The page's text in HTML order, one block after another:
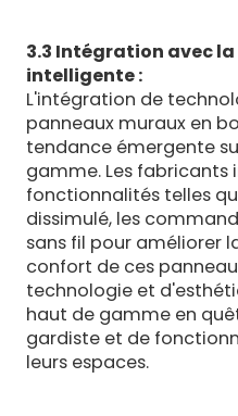
3.3 Intégration avec
intelligente :
L'intégration de
panneaux muraux en
tendance émergente
gamme. Les fabricants
fonctionnalités telles
dissimulé, les
sans fil pour améliorer
confort de ces
technologie et
haut de gamme en
gardiste et de
leurs espaces.